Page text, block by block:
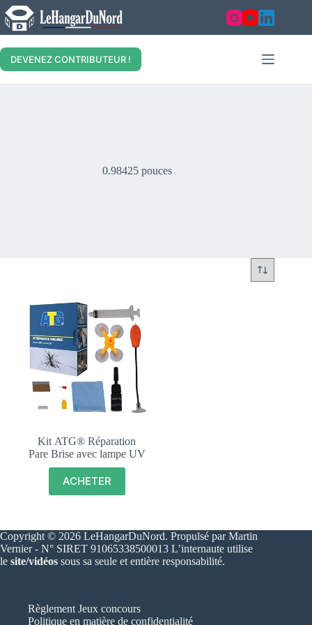
Skip
to
content
DEVENEZ CONTRIBUTEUR !
0.98425 pouces
Kit ATG® Réparation
Pare Brise avec lampe UV
ACHETER
Copyright © 2026 LeHangarDuNord. Propulsé par Martin
Vernier - N° SIRET 91065338500013 L’internaute utilise
le site/vidéos sous sa seule et entière responsabilité.
Règlement Jeux concours
Politique en matière de confidentialité